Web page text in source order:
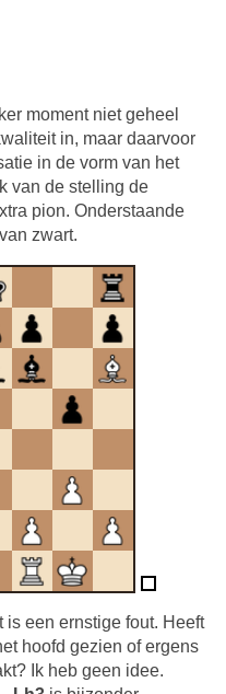
moment niet geheel
in, maar daarvoor
in de vorm van het
van de stelling de
pion. Onderstaande
zwart.
is een ernstige fout. Heeft
hoofd gezien of ergens
Ik heb geen idee.